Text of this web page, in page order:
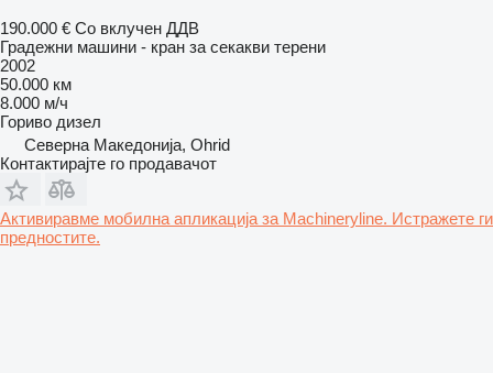
190.000 € Со вклучен ДДВ
Градежни машини - кран за секакви терени
2002
50.000 км
8.000 м/ч
Гориво дизел
Северна Македонија, Ohrid
Контактирајте го продавачот
Активиравме мобилна апликација за Machineryline. Истражете ги
предностите.